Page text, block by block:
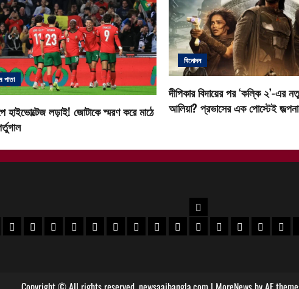
পাতা
হাইভোল্টেজ লড়াই! জোটাকে স্মরণ করে মাঠে
বিনোদন
দীপিকার বিদায়ের পর ‘কল্কি ২’-এর
আলিয়া? প্রভাসের এক পোস্টেই জল্পনা
খবর
খবর
পূর্ব মেদিনীপুর খবর
পশ্চিম মেদিনীপুর খবর
ঝাড়গ্রাম খবর
পুরুলিয়া খবর
বাঁকুড়া খবরপশ্চিম বর্ধমান খবর
পূর্ব বর্ধমান খবর
বীরভূম খবরমুর্শিদাবাদ খবর
উত্তরবঙ্গ
কোচবিহার নিউজ
আলিপুরদুয়ার খবর
জলপাইগুড়ি খবর
শিলিগুড়ি